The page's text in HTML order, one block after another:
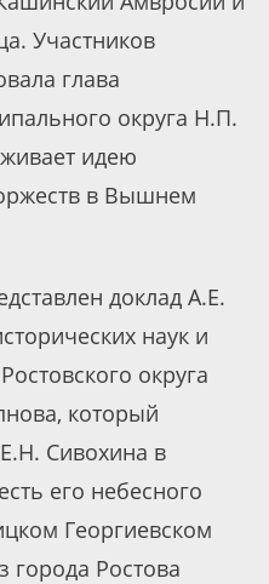
Участников
глава
округа Н.П.
идею
в Вышнем
доклад А.Е.
наук и
округа
который
Сивохина в
его небесного
Георгиевском
города Ростова